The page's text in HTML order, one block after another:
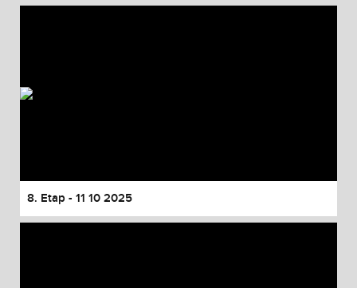
8. Etap - 11 10 2025